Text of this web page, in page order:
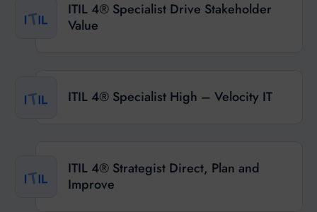
ITIL 4® Specialist Drive Stakeholder
Value
ITIL 4® Specialist High – Velocity IT
ITIL 4® Strategist Direct, Plan and
Improve